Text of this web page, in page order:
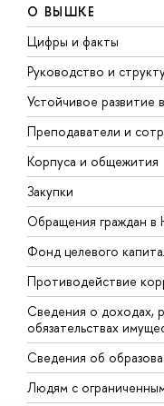
О ВЫШКЕ
Цифры и факты
Руководство и
Устойчивое
Преподаватели и
Корпуса и общежития
Закупки
Обращения граждан
Фонд целевого
Противодействие
Сведения о доходах,
обязательствах
Сведения об
Людям с